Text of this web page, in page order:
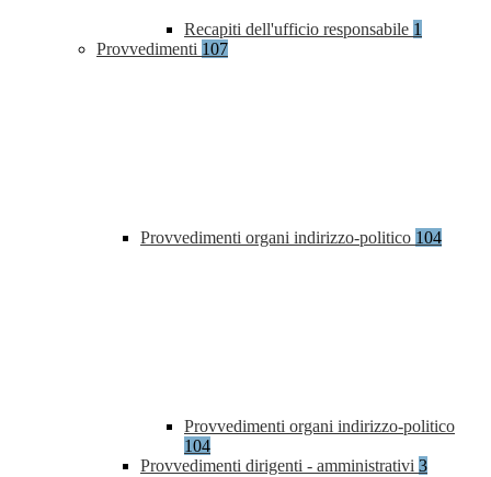
Recapiti dell'ufficio responsabile 1
Provvedimenti 107
Provvedimenti organi indirizzo-politico 104
Provvedimenti organi indirizzo-politico
104
Provvedimenti dirigenti - amministrativi 3